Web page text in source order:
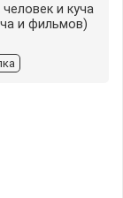
и куча
и фильмов)